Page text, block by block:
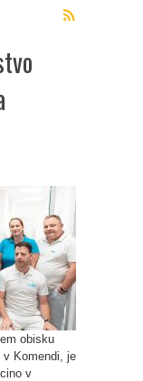
obisku
v Komendi, je
v